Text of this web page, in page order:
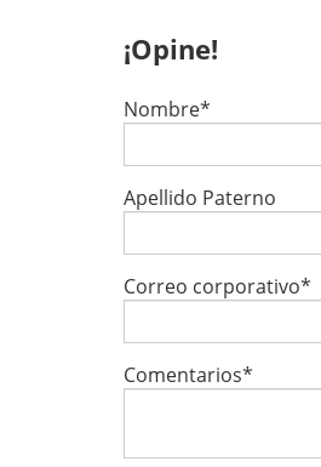
¡Opine!
Nombre*
Apellido Paterno
Correo corporativo*
Comentarios*